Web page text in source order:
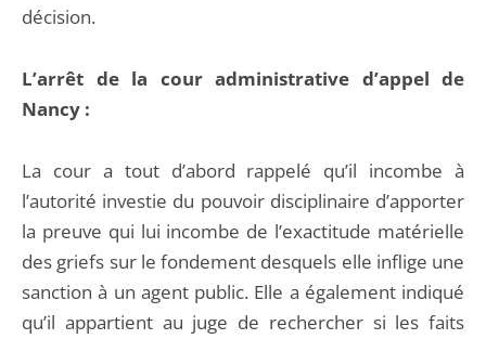
décision.
L’arrêt de la cour administrative d’appel de
Nancy :
La cour a tout d’abord rappelé qu’il incombe à
l’autorité investie du pouvoir disciplinaire d’apporter
la preuve qui lui incombe de l’exactitude matérielle
des griefs sur le fondement desquels elle inflige une
sanction à un agent public. Elle a également indiqué
qu’il appartient au juge de rechercher si les faits